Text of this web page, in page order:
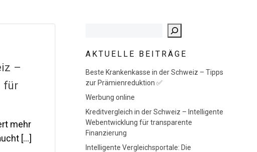
–
für
mehr
[…]
AKTUELLE BEITRÄGE
Beste Krankenkasse in der Schweiz – Tipps
zur Prämienreduktion ✅
Werbung online
Kreditvergleich in der Schweiz – Intelligente
Webentwicklung für transparente
Finanzierung
Intelligente Vergleichsportale: Die